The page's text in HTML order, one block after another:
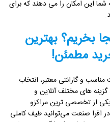
این امکان را می دهند که برای
بخریم؟ بهترین
مطمئن!
و گارانتی معتبر، انتخاب
های مختلف آنلاین و
از تخصصی ترین مراکزو
افرا صنعت می‌توانید طیف کاملی